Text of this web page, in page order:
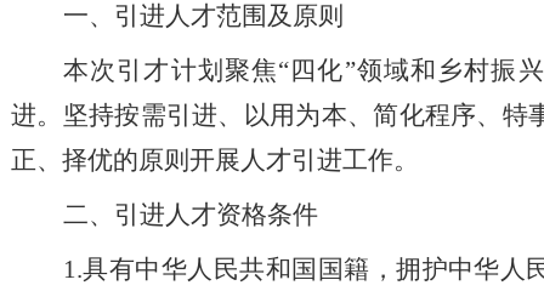
一、引进人才范围及原则
本次引才计划 聚焦“四化”领域和乡村振
进。 坚持按需引进、以用为本、简化程序、特
正、择优的原则 开展人才引进工作。
二、引进人才资格条件
1.具有中华人民共和国国籍，拥护中华人